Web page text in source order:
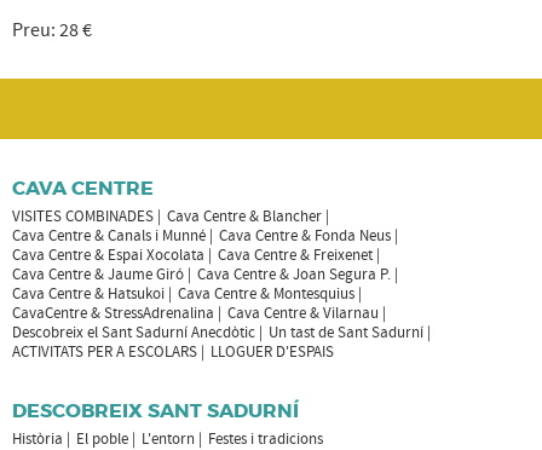
Preu: 28 €
CAVA CENTRE
VISITES COMBINADES
Cava Centre & Blancher
Cava Centre & Canals i Munné
Cava Centre & Fonda Neus
Cava Centre & Espai Xocolata
Cava Centre & Freixenet
Cava Centre & Jaume Giró
Cava Centre & Joan Segura P.
Cava Centre & Hatsukoi
Cava Centre & Montesquius
CavaCentre & StressAdrenalina
Cava Centre & Vilarnau
Descobreix el Sant Sadurní Anecdòtic
Un tast de Sant Sadurní
ACTIVITATS PER A ESCOLARS
LLOGUER D'ESPAIS
DESCOBREIX SANT SADURNÍ
Història El poble L'entorn Festes i tradicions